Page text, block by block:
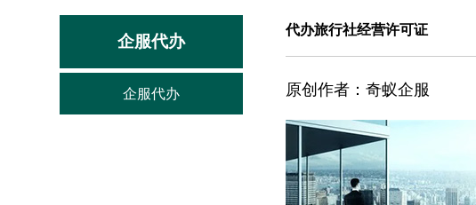
企服代办
企服代办
代办旅行社经营许可证
原创作者：奇蚁企服